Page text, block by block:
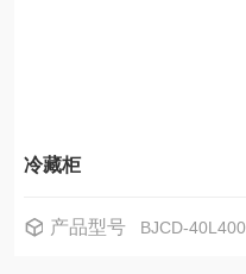
冷藏柜
产品型号 BJCD-40L400